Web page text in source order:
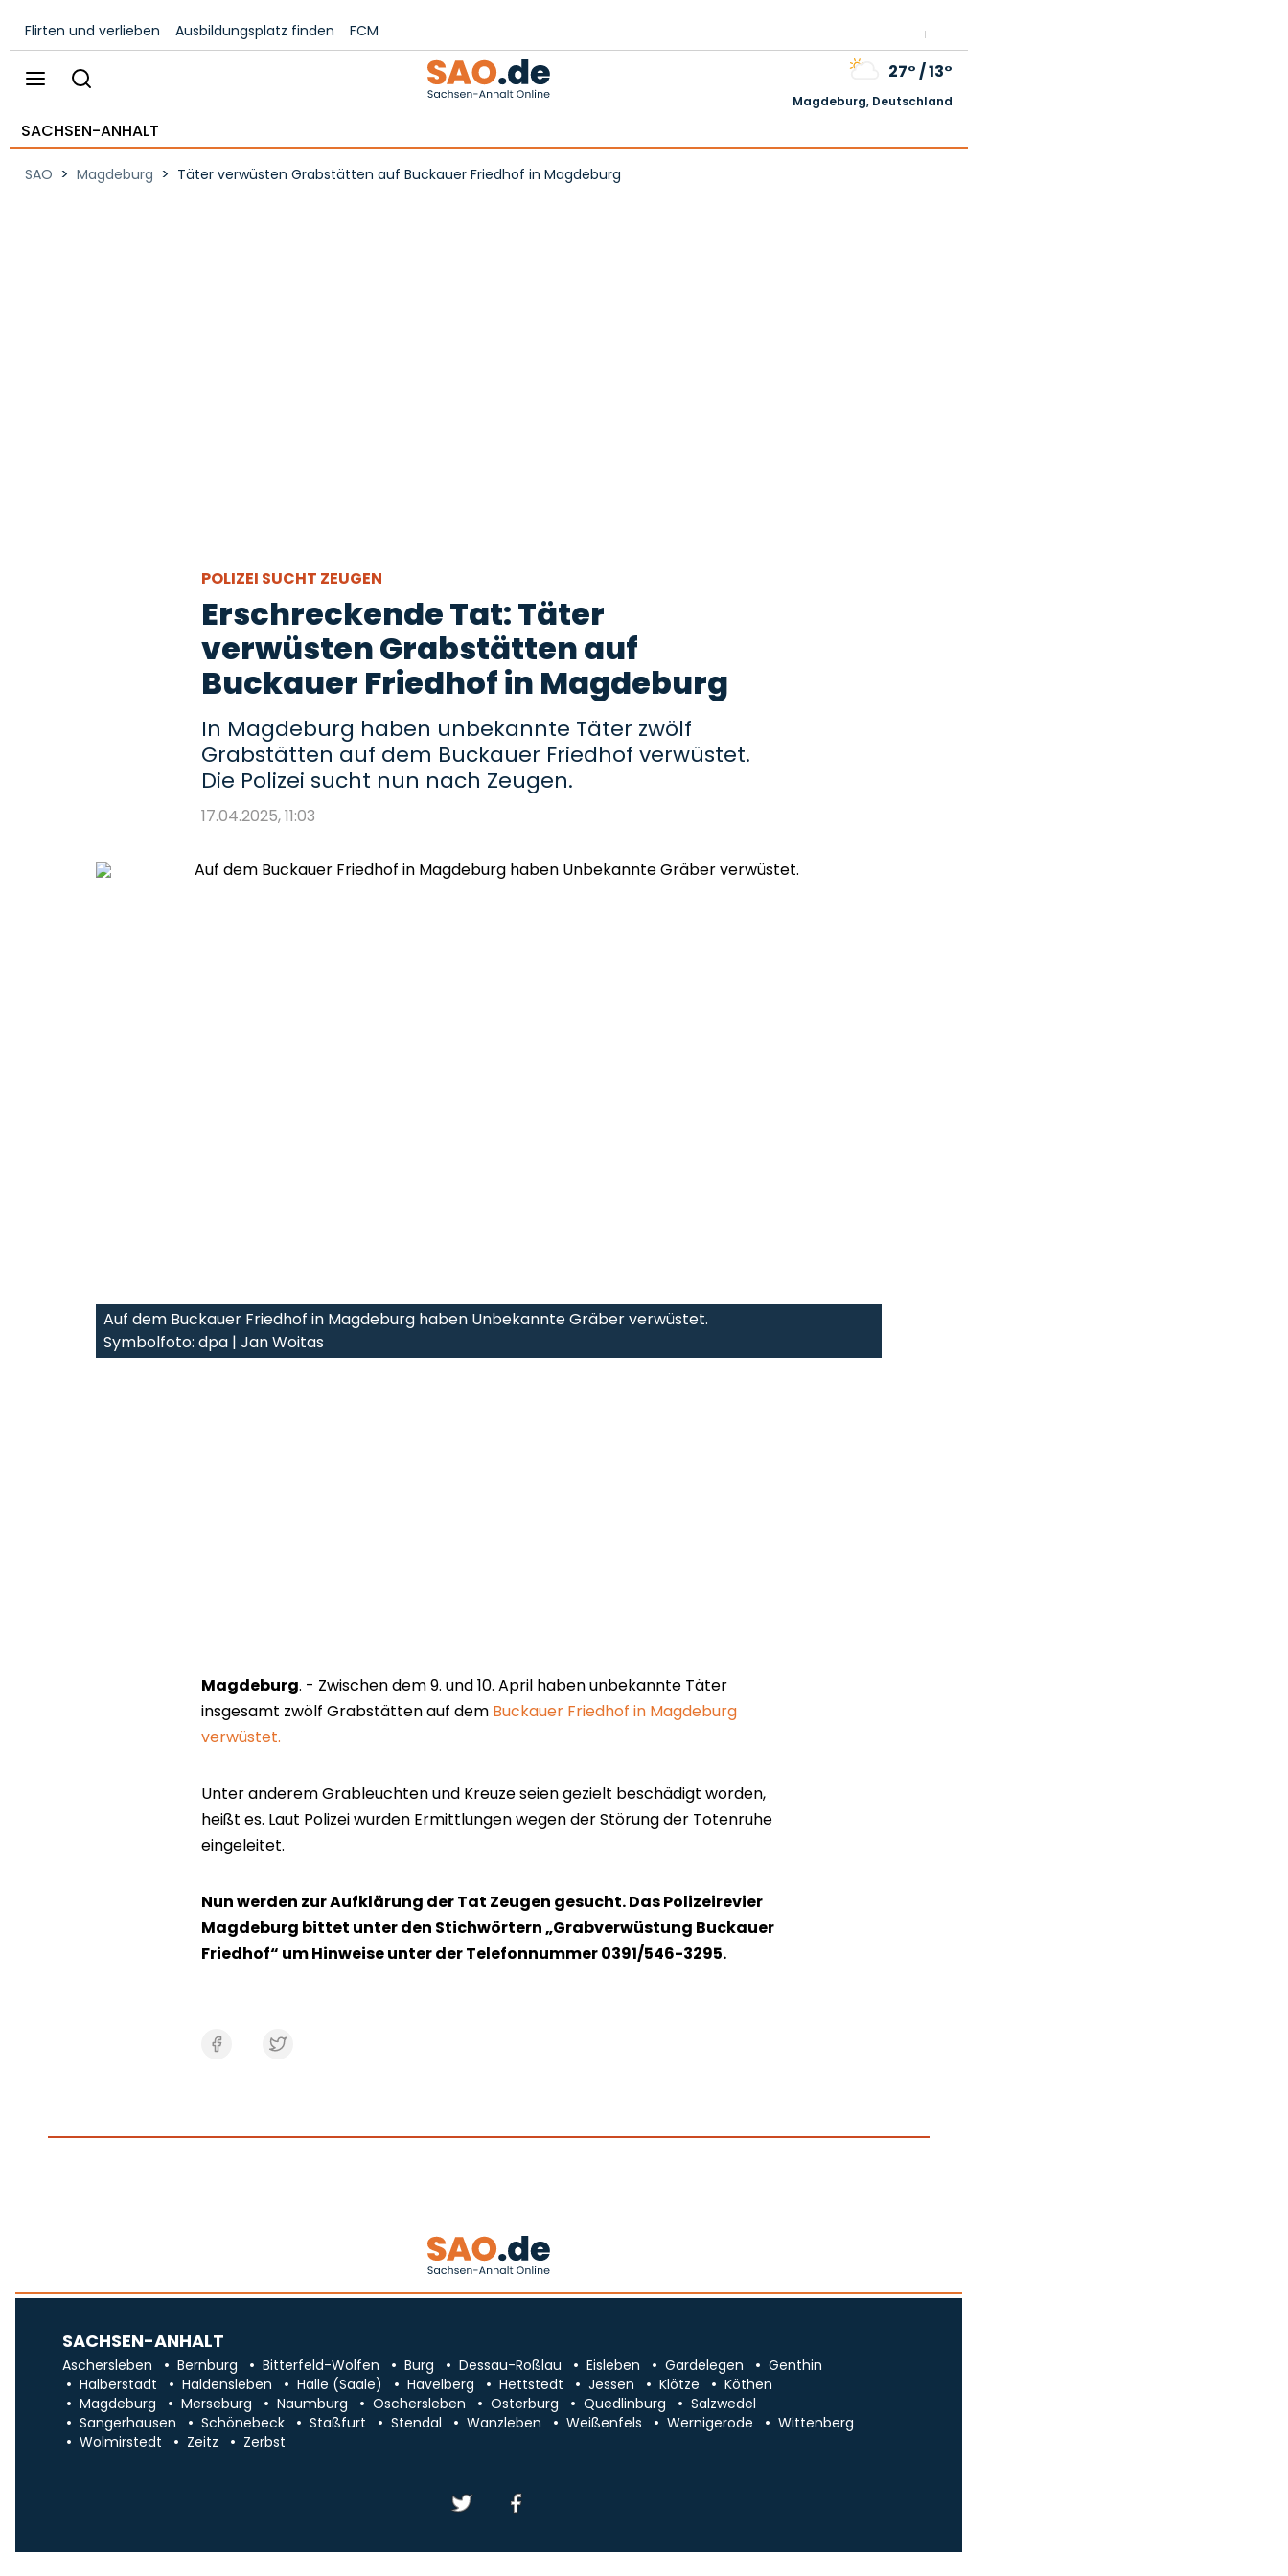
Flirten und verlieben Ausbildungsplatz finden FCM
27°/13°
Magdeburg, Deutschland
SACHSEN-ANHALT
SAO > Magdeburg > Täter verwüsten Grabstätten auf Buckauer Friedhof in Magdeburg
POLIZEI SUCHT ZEUGEN
Erschreckende Tat: Täter
verwüsten Grabstätten auf
Buckauer Friedhof in Magdeburg
In Magdeburg haben unbekannte Täter zwölf
Grabstätten auf dem Buckauer Friedhof verwüstet.
Die Polizei sucht nun nach Zeugen.
17.04.2025, 11:03
Auf dem Buckauer Friedhof in Magdeburg haben Unbekannte Gräber verwüstet.
Symbolfoto: dpa | Jan Woitas
Magdeburg. - Zwischen dem 9. und 10. April haben unbekannte Täter
insgesamt zwölf Grabstätten auf dem Buckauer Friedhof in Magdeburg
verwüstet.
Unter anderem Grableuchten und Kreuze seien gezielt beschädigt worden,
heißt es. Laut Polizei wurden Ermittlungen wegen der Störung der Totenruhe
eingeleitet.
Nun werden zur Aufklärung der Tat Zeugen gesucht. Das Polizeirevier
Magdeburg bittet unter den Stichwörtern „Grabverwüstung Buckauer
Friedhof“ um Hinweise unter der Telefonnummer 0391/546-3295.
SACHSEN-ANHALT
Aschersleben Bernburg Bitterfeld-Wolfen Burg Dessau-Roßlau Eisleben Gardelegen
Genthin
Halberstadt
Haldensleben Halle (Saale) Havelberg Hettstedt Jessen Klötze
Köthen
Magdeburg
Merseburg Naumburg Oschersleben Osterburg Quedlinburg
Salzwedel
Sangerhausen
Schönebeck Staßfurt Stendal Wanzleben Weißenfels Wernigerode
Wittenberg
Wolmirstedt
Zeitz Zerbst